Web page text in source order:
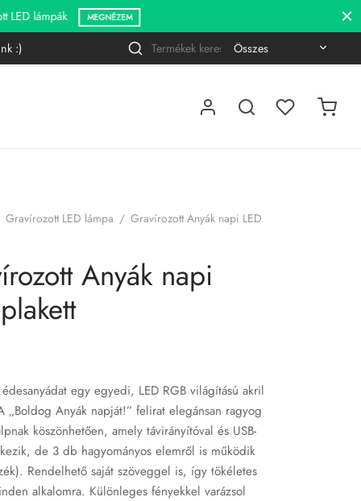
:)
a
Narrow
Gravírozott LED lámpa / Gravírozott Anyák napi LED
Anyák napi
egy egyedi, LED RGB világítású akril
„Boldog Anyák napját!” felirat elegánsan ragyog
köszönhetően, amely távirányítóval és USB-
de 3 db hagyományos elemről is működik
Rendelhető saját szöveggel is, így tökéletes
alkalomra. Különleges fényekkel varázsol